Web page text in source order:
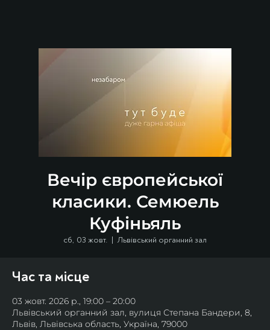
Вечір європейської
класики. Семюель
Куфіньяль
сб, 03 жовт.
  |
Львівський органний зал
Час та місце
03 жовт. 2026 р., 19:00 – 20:00
Львівський органний зал, вулиця Степана Бандери, 8,
Львів, Львівська область, Україна, 79000